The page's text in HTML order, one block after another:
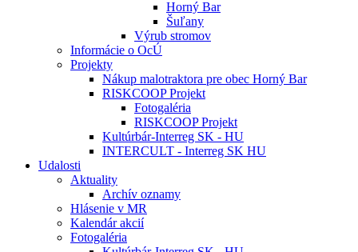
Horný Bar
Šuľany
Výrub stromov
Informácie o OcÚ
Projekty
Nákup malotraktora pre obec Horný Bar
RISKCOOP Projekt
Fotogaléria
RISKCOOP Projekt
Kultúrbár-Interreg SK - HU
INTERCULT - Interreg SK HU
Udalosti
Aktuality
Archív oznamy
Hlásenie v MR
Kalendár akcií
Fotogaléria